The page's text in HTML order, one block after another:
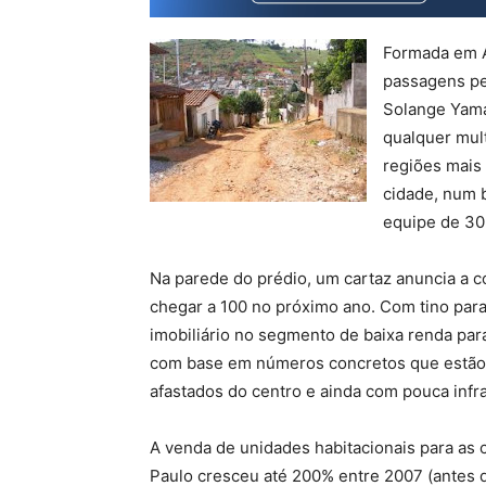
Formada
passagens
Solange
qualquer
regiões
cidade, num
equipe de
Na parede do prédio, um cartaz anuncia a
chegar a 100 no próximo ano. Com tino
imobiliário no segmento de baixa renda
com base em números concretos que
afastados do centro e ainda com pouca
A venda de unidades habitacionais para
Paulo cresceu até 200% entre 2007 (antes